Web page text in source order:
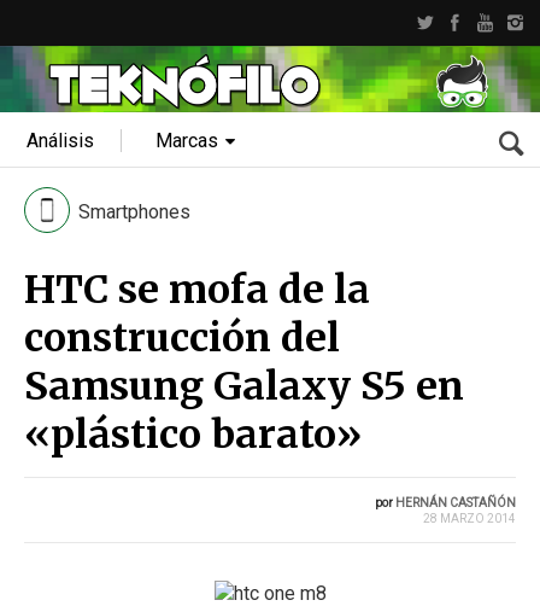
Análisis Marcas
Smartphones
HTC se mofa de la
construcción del
Samsung Galaxy S5 en
«plástico barato»
por HERNÁN CASTAÑÓN
28 MARZO 2014